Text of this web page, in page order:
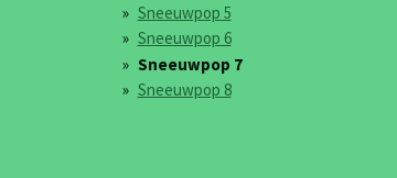
Sneeuwpop 5
Sneeuwpop 6
Sneeuwpop 7
Sneeuwpop 8